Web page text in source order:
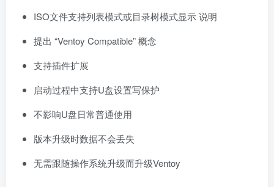
ISO文件支持列表模式或目录树模式显示 说明
提出 “Ventoy Compatible” 概念
支持插件扩展
启动过程中支持U盘设置写保护
不影响U盘日常普通使用
版本升级时数据不会丢失
无需跟随操作系统升级而升级Ventoy